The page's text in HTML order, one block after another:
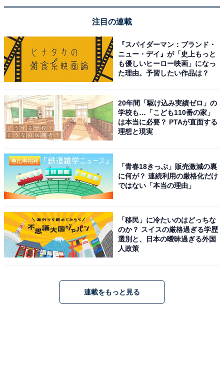
注目の連載
『スパイダーマン：ブランド・
ニュー・デイ』が「史上もっと
も優しいヒーロー映画」になっ
た理由。予習したい作品は？
20年間「駆け込み実績ゼロ」の
学校も…「こども110番の家」
は本当に必要？ PTAが直面する
理想と現実
「青春18きっぷ」販売激減の裏
に何が？ 連続利用の厳格化だけ
ではない「本当の理由」
「移民」に冷たいのはどっちな
のか？ スイスの厳格過ぎる学歴
選別と、日本の曖昧過ぎる外国
人政策
連載をもっと見る